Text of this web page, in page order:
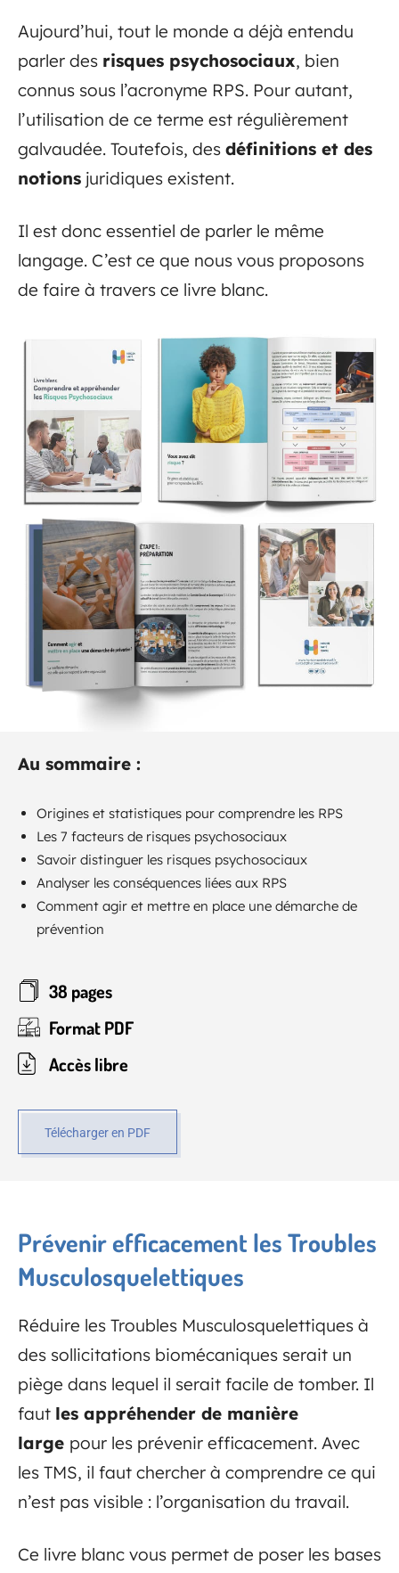
Aujourd’hui, tout le monde a déjà entendu
parler des risques psychosociaux, bien
connus sous l’acronyme RPS. Pour autant,
l’utilisation de ce terme est régulièrement
galvaudée. Toutefois, des définitions et des
notions juridiques existent.
Il est donc essentiel de parler le même
langage. C’est ce que nous vous proposons
de faire à travers ce livre blanc.
Au sommaire :
Origines et statistiques pour comprendre les RPS
Les 7 facteurs de risques psychosociaux
Savoir distinguer les risques psychosociaux
Analyser les conséquences liées aux RPS
Comment agir et mettre en place une démarche de
prévention
38 pages
Format PDF
Accès libre
Télécharger en PDF
Prévenir efficacement les Troubles
Musculosquelettiques
Réduire les Troubles Musculosquelettiques à
des sollicitations biomécaniques serait un
piège dans lequel il serait facile de tomber. Il
faut les appréhender de manière
large pour les prévenir efficacement. Avec
les TMS, il faut chercher à comprendre ce qui
n’est pas visible : l’organisation du travail.
Ce livre blanc vous permet de poser les bases